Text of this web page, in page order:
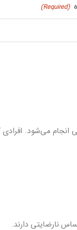
(Required)
می‌شود. افرادی
نارضایتی دارند.